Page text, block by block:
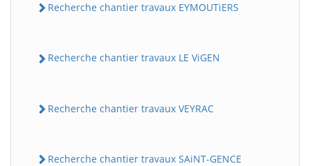
Recherche chantier travaux EYMOUTiERS
Recherche chantier travaux LE ViGEN
Recherche chantier travaux VEYRAC
Recherche chantier travaux SAiNT-GENCE